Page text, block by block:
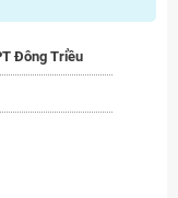
Đông Triều